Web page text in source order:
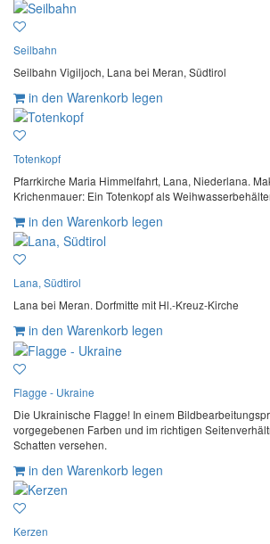
Seilbahn
Seilbahn Vigiljoch, Lana bei Meran, Südtirol
in den Warenkorb legen
Totenkopf
Pfarrkirche Maria Himmelfahrt, Lana, Niederlana.
Krichenmauer: Ein Totenkopf als
in den Warenkorb legen
Lana, Südtirol
Lana bei Meran. Dorfmitte mit Hl.-Kreuz-Kirche
in den Warenkorb legen
Flagge - Ukraine
Die Ukrainische Flagge! In einem
vorgegebenen Farben und im richtigen
Schatten versehen.
in den Warenkorb legen
Kerzen